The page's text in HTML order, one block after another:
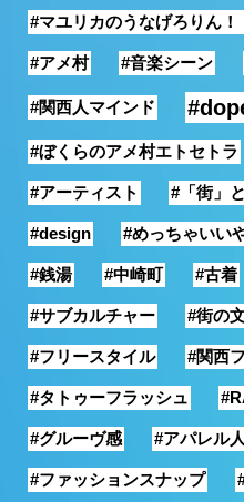
銭湯
#マユリカのうなげろりん！
#アメ村 #音楽シーン
#関西人マインド
#ぼくらのアメ村エトセトラ
#アーティスト #「街」
#design #めっちゃいい
#銭湯 #中崎町 #古着
#サブカルチャー #街の
#フリースタイル #関西
#タトゥーフラッシュ
#グルーヴ感 #アパレル
#ファッションスナップ